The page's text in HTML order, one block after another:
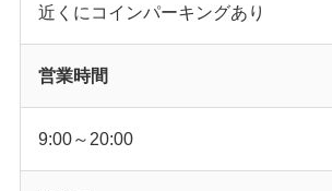
近くにコインパーキングあり
営業時間
9:00～20:00